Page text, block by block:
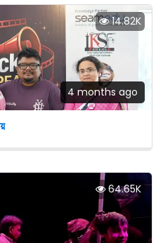
14.82K
4 months ago
64.65K